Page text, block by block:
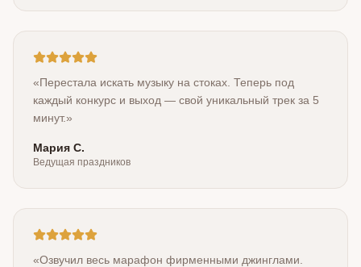
«Перестала искать музыку на стоках. Теперь под
каждый конкурс и выход — свой уникальный трек за 5
минут.»
Мария С.
Ведущая праздников
«Озвучил весь марафон фирменными джинглами.